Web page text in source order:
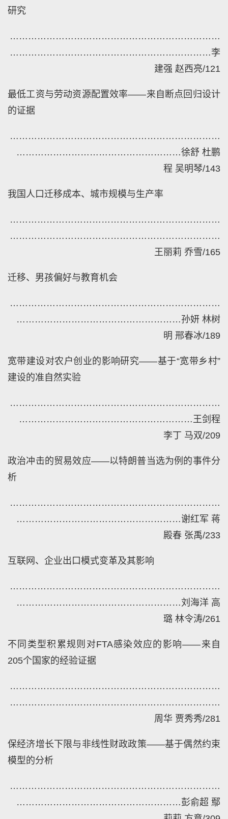
研究
……………………………………………………………
…………………………………………………………李
建强 赵西亮/121
最低工资与劳动资源配置效率——来自断点回归设计
的证据
……………………………………………………………
………………………………………………徐舒 杜鹏
程 吴明琴/143
我国人口迁移成本、城市规模与生产率
……………………………………………………………
……………………………………………………………
王丽莉 乔雪/165
迁移、男孩偏好与教育机会
……………………………………………………………
………………………………………………孙妍 林树
明 邢春冰/189
宽带建设对农户创业的影响研究——基于“宽带乡村”
建设的准自然实验
……………………………………………………………
…………………………………………………王剑程
李丁 马双/209
政治冲击的贸易效应——以特朗普当选为例的事件分
析
……………………………………………………………
………………………………………………谢红军 蒋
殿春 张禹/233
互联网、企业出口模式变革及其影响
……………………………………………………………
………………………………………………刘海洋 高
璐 林令涛/261
不同类型积累规则对FTA感染效应的影响——来自
205个国家的经验证据
……………………………………………………………
……………………………………………………………
周华 贾秀秀/281
保经济增长下限与非线性财政政策——基于偶然约束
模型的分析
……………………………………………………………
………………………………………………彭俞超 鄢